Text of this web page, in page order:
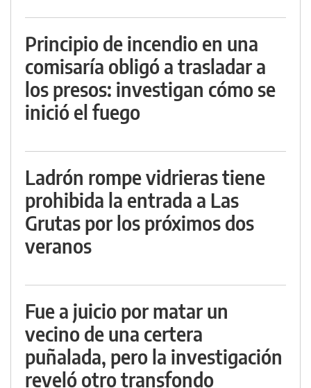
Principio de incendio en una
comisaría obligó a trasladar a
los presos: investigan cómo se
inició el fuego
Ladrón rompe vidrieras tiene
prohibida la entrada a Las
Grutas por los próximos dos
veranos
Fue a juicio por matar un
vecino de una certera
puñalada, pero la investigación
reveló otro transfondo